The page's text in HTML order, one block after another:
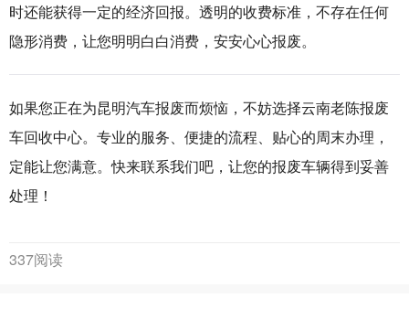
时还能获得一定的经济回报。透明的收费标准，不存在任何
隐形消费，让您明明白白消费，安安心心报废。
如果您正在为昆明汽车报废而烦恼，不妨选择云南老陈报废
车回收中心。专业的服务、便捷的流程、贴心的周末办理，
定能让您满意。快来联系我们吧，让您的报废车辆得到妥善
处理！
337阅读